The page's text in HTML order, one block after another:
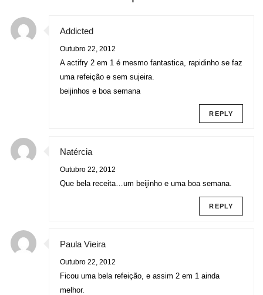
Addicted
Outubro 22, 2012
A actifry 2 em 1 é mesmo fantastica, rapidinho se faz
uma refeição e sem sujeira.
beijinhos e boa semana
REPLY
Natércia
Outubro 22, 2012
Que bela receita…um beijinho e uma boa semana.
REPLY
Paula Vieira
Outubro 22, 2012
Ficou uma bela refeição, e assim 2 em 1 ainda
melhor.